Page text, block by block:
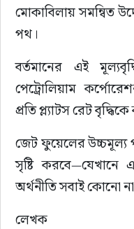
মোকাবিলায় সমন্বিত
পথ।
বর্তমানের এই
পেট্রোলিয়াম
প্রতি প্ল্যাটস রেট
জেট ফুয়েলের উচ্চমূল্য
সৃষ্টি করবে—যেখানে
অর্থনীতি সবাই কোনো
লেখক